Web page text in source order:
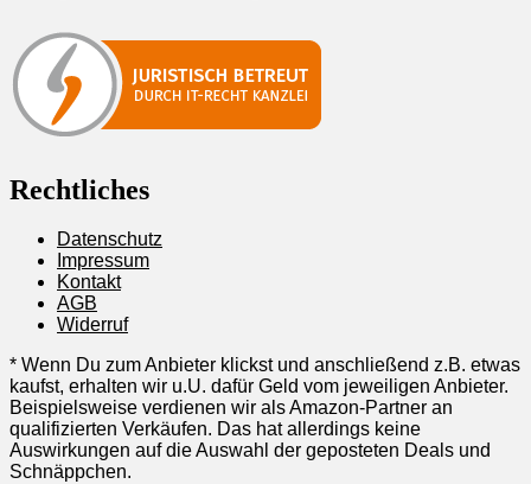
Rechtliches
Datenschutz
Impressum
Kontakt
AGB
Widerruf
* Wenn Du zum Anbieter klickst und anschließend z.B. etwas
kaufst, erhalten wir u.U. dafür Geld vom jeweiligen Anbieter.
Beispielsweise verdienen wir als Amazon-Partner an
qualifizierten Verkäufen. Das hat allerdings keine
Auswirkungen auf die Auswahl der geposteten Deals und
Schnäppchen.